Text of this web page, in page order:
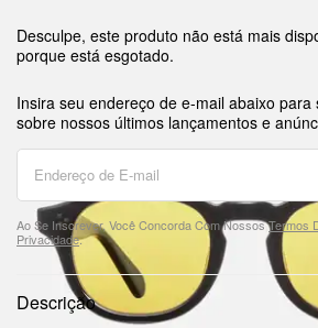
Desculpe, este produto não está mais
porque está esgotado.
Insira seu endereço de e-mail abaixo
sobre nossos últimos lançamentos e
Ao Se Inscrever, Você Concorda Com NossosTermos
Privacidade.
Descrição